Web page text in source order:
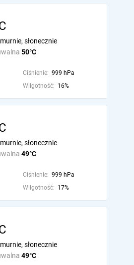
50°C
słonecznie
Ciśnienie: 999 hPa
Wilgotność: 16%
49°C
słonecznie
Ciśnienie: 999 hPa
Wilgotność: 17%
49°C
słonecznie